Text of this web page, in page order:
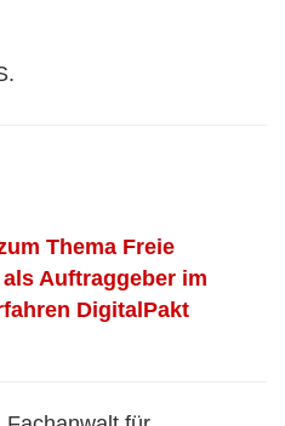
Thema Freie
Auftraggeber im
DigitalPakt